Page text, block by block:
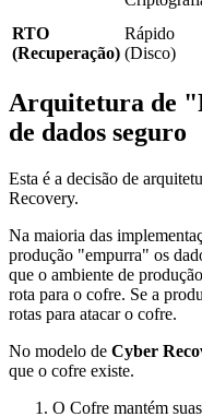
RTO
(Recuperação)
Rápido
(Disco)
Arquitetura de
de dados seguro
Esta é a decisão de
Recovery.
Na maioria das
produção "empurra" os
que o ambiente de
rota para o cofre. Se a
rotas para atacar o cofre.
No modelo de Cyber
que o cofre existe.
O Cofre mantém